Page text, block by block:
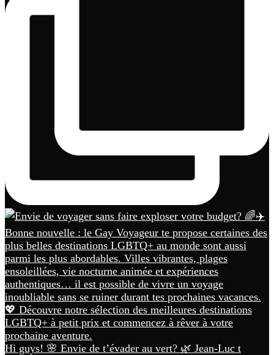
Hi guys! 🌸 Envie de t’évader au vert? 🌿 Jean-Luc t